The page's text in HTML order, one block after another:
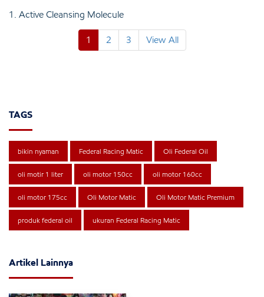
1. Active Cleansing Molecule
1 2 3 View All
TAGS
bikin nyaman Federal Racing Matic Oli Federal Oil
oli motir 1 liter oli motor 150cc oli motor 160cc
oli motor 175cc Oli Motor Matic Oli Motor Matic Premium
produk federal oil ukuran Federal Racing Matic
Artikel Lainnya